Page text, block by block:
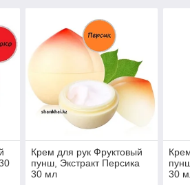
Крем для рук Фруктовый
пунш, Экстракт Персика
30 мл
30